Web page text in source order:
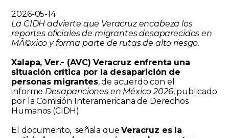
2026-05-14
La CIDH advierte que Veracruz encabeza los
reportes oficiales de migrantes desaparecidos en
MÃ©xico y forma parte de rutas de alto riesgo.
Xalapa, Ver.- (AVC) Veracruz enfrenta una
situación crítica por la desaparición de
personas migrantes, de acuerdo con el
informe Desapariciones en México 2026, publicado
por la Comisión Interamericana de Derechos
Humanos (CIDH).
El documento, señala queVeracruz es la